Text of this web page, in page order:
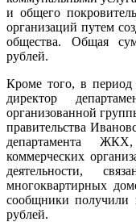
и общего
организаций путем
общества. Общая
рублей.
Кроме того, в
директор
организованной
правительства
департамента
коммерческих
деятельности,
многоквартирных
сообщники получили
рублей.